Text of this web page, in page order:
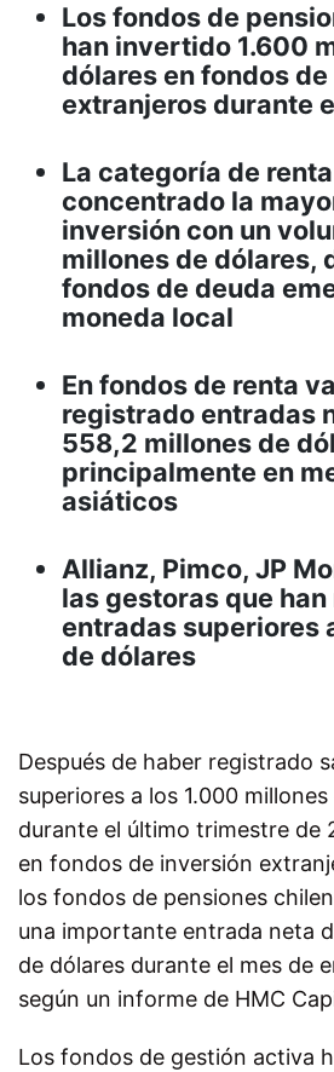
Los fondos de
han invertido 1.600
dólares en fondos
extranjeros durante
La categoría de
concentrado la
inversión con un
millones de dólares,
fondos de deuda
moneda local
En fondos de renta
registrado entradas
558,2 millones de
principalmente en
asiáticos
Allianz, Pimco, JP
las gestoras que
entradas superiores
de dólares
Después de haber registrado
superiores a los 1.000
durante el último trimestre de
en fondos de inversión
los fondos de pensiones
una importante entrada neta
de dólares durante el mes de
según un informe de HMC
Los fondos de gestión activa